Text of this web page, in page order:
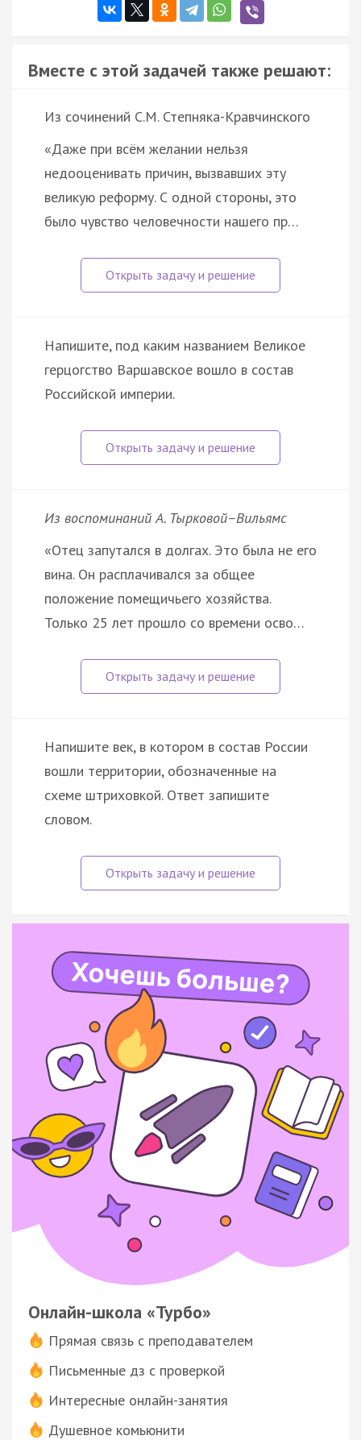
Вместе с этой задачей также решают:
Из сочинений С.М. Степняка-Кравчинского
«Даже при всём желании нельзя
недооценивать причин, вызвавших эту
великую реформу. С одной стороны, это
было чувство человечности нашего пр…
Напишите, под каким названием Великое
герцогство Варшавское вошло в состав
Российской империи.
Из воспоминаний А. Тырковой–Вильямс
«Отец запутался в долгах. Это была не его
вина. Он расплачивался за общее
положение помещичьего хозяйства.
Только 25 лет прошло со времени осво…
Напишите век, в котором в состав России
вошли территории, обозначенные на
схеме штриховкой. Ответ запишите
словом.
Онлайн-школа «Турбо»
Прямая связь с преподавателем
Письменные дз с проверкой
Интересные онлайн-занятия
Душевное комьюнити